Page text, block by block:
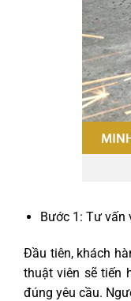
Bước 1: Tư vấn
Đầu tiên, khách
thuật viên sẽ tiến
đúng yêu cầu.